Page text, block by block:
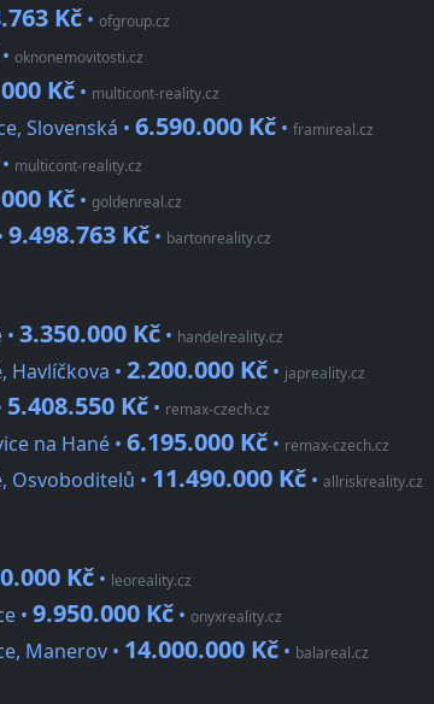
Kč • ofgroup.cz
• oknonemovitosti.cz
Kč • multicont-reality.cz
Slovenská • 6.590.000 Kč • framireal.cz
• multicont-reality.cz
Kč • goldenreal.cz
9.498.763 Kč • bartonreality.cz
3.350.000 Kč • handelreality.cz
Havlíčkova • 2.200.000 Kč • japreality.cz
5.408.550 Kč • remax-czech.cz
na Hané • 6.195.000 Kč • remax-czech.cz
Osvoboditelů • 11.490.000 Kč • allriskreality.cz
Kč • leoreality.cz
• 9.950.000 Kč • onyxreality.cz
Manerov • 14.000.000 Kč • balareal.cz